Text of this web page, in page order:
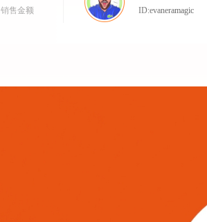
销售金额 ID:evaneramagic